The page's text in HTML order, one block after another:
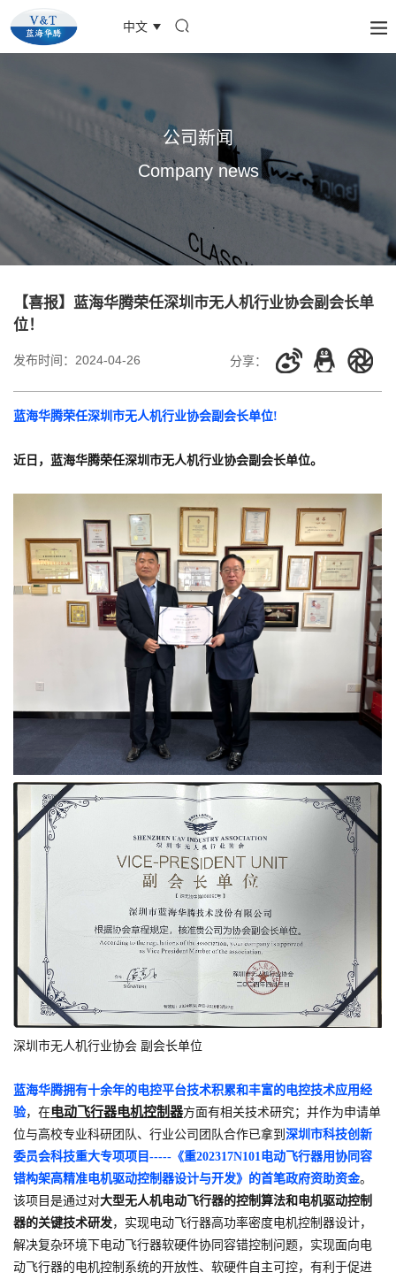
中文
公司新闻
Company news
【喜报】蓝海华腾荣任深圳市无人机行业协会副会长单
位！
发布时间： 2024-04-26 分享：
蓝海华腾荣任深圳市无人机行业协会副会长单位!
近日，蓝海华腾荣任深圳市无人机行业协会副会长单位。
深圳市无人机行业协会 副会长单位
蓝海华腾拥有十余年的电控平台技术积累和丰富的电控技术应用经
验，在电动飞行器电机控制器方面有相关技术研究；并作为申请单
位与高校专业科研团队、行业公司团队合作已拿到 深圳市科技创新
委员会科技重大专项项目-----《重202317N101电动飞行器用协同容
错构架高精准电机驱动控制器设计与开发》的首笔政府资助资金。
该项目是通过对大型无人机电动飞行器的控制算法和电机驱动控制
器的关键技术研发，实现电动飞行器高功率密度电机控制器设计，
解决复杂环境下电动飞行器软硬件协同容错控制问题，实现面向电
动飞行器的电机控制系统的开放性、软硬件自主可控，有利于促进